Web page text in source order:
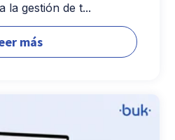
la gestión de t...
más